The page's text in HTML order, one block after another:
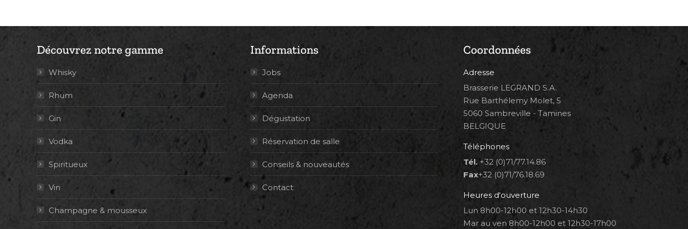
Découvrez notre gamme
Whisky
Rhum
Gin
Vodka
Spiritueux
Vin
Champagne & mousseux
Informations
Jobs
Agenda
Dégustation
Réservation de salle
Conseils & nouveautés
Contact
Coordonnées
Adresse
Brasserie LEGRAND S.A.
Rue Barthélemy Molet, 5
5060 Sambreville - Tamines
BELGIQUE
Téléphones
Tél. +32 (0)71/77.14.86
Fax+32 (0)71/76.18.69
Heures d'ouverture
Lun 8h00-12h00 et 12h30-14h30
Mar au ven 8h00-12h00 et 12h30-17h00